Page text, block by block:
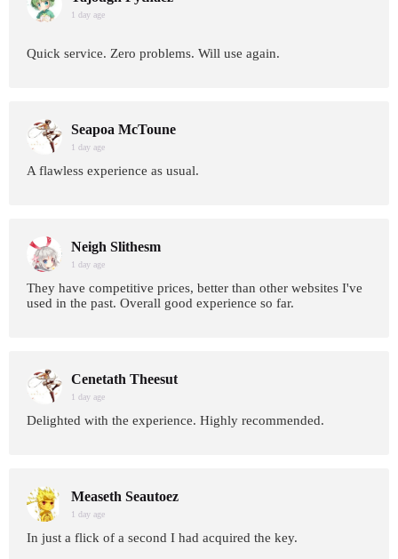
1 day age
Quick service. Zero problems. Will use again.
Seapoa McToune
1 day age
A flawless experience as usual.
Neigh Slithesm
1 day age
They have competitive prices, better than other websites I've
used in the past. Overall good experience so far.
Cenetath Theesut
1 day age
Delighted with the experience. Highly recommended.
Measeth Seautoez
1 day age
In just a flick of a second I had acquired the key.